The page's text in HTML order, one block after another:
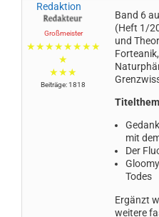
Redaktion
Großmeister
★★★★★★★★
★
★★★
Beiträge: 1818
Band 6
(Heft 1/
und
mit
Der
Todes
Ergänzt
weitere